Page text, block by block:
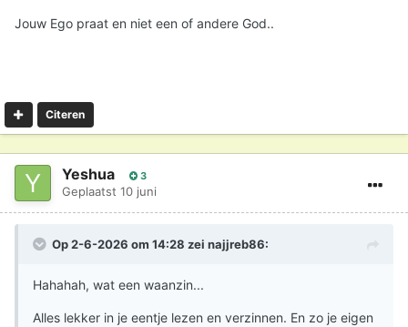
Jouw Ego praat en niet een of andere God..
Citeren
Yeshua 3
Geplaatst 10 juni
Op 2-6-2026 om 14:28 zei najjreb86:
Hahahah, wat een waanzin...
Alles lekker in je eentje lezen en verzinnen. En zo je eigen